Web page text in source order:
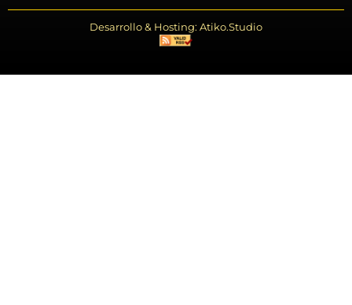
Desarrollo & Hosting: Atiko.Studio